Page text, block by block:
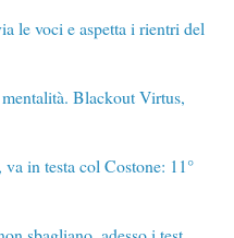
le voci e aspetta i rientri del
Blackout Virtus,
in testa col Costone: 11°